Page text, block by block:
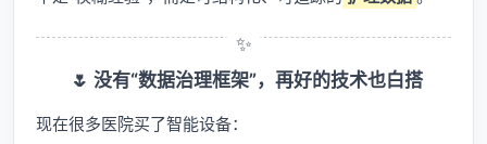
🌷 没有“数据治理框架”，再好的技术也白搭
现在很多医院买了智能设备：